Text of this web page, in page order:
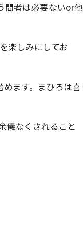
間者は必要ないor他
楽しみにしてお
ます。まひろは喜
儀なくされること